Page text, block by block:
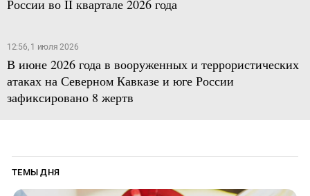
России во II квартале 2026 года
12:56, 1 июля 2026
В июне 2026 года в вооруженных и террористических
атаках на Северном Кавказе и юге России
зафиксировано 8 жертв
ТЕМЫ ДНЯ